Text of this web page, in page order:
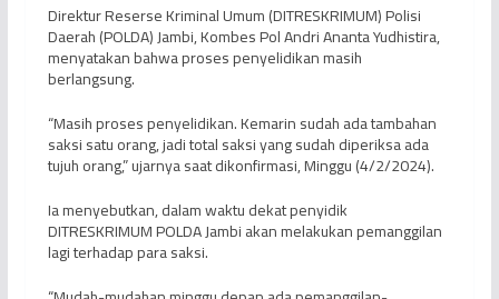
Direktur Reserse Kriminal Umum (DITRESKRIMUM) Polisi
Daerah (POLDA) Jambi, Kombes Pol Andri Ananta Yudhistira,
menyatakan bahwa proses penyelidikan masih
berlangsung.
“Masih proses penyelidikan. Kemarin sudah ada tambahan
saksi satu orang, jadi total saksi yang sudah diperiksa ada
tujuh orang,” ujarnya saat dikonfirmasi, Minggu (4/2/2024).
Ia menyebutkan, dalam waktu dekat penyidik
DITRESKRIMUM POLDA Jambi akan melakukan pemanggilan
lagi terhadap para saksi.